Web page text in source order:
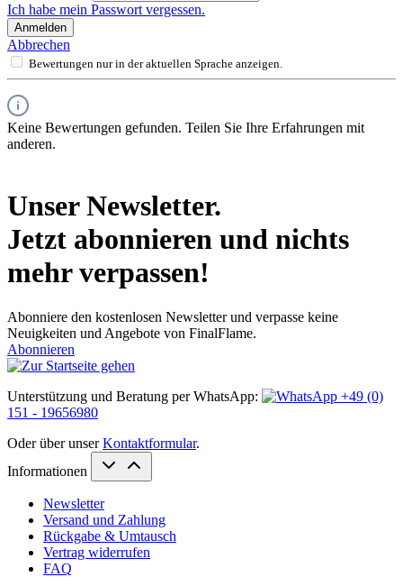
Ich habe mein Passwort vergessen.
Anmelden
Abbrechen
Bewertungen nur in der aktuellen Sprache anzeigen.
Keine Bewertungen gefunden. Teilen Sie Ihre Erfahrungen mit
anderen.
Unser Newsletter.
Jetzt abonnieren und nichts
mehr verpassen!
Abonniere den kostenlosen Newsletter und verpasse keine
Neuigkeiten und Angebote von FinalFlame.
Abonnieren
Unterstützung und Beratung per WhatsApp:
+49 (0)
151 - 19656980
Oder über unserKontaktformular.
Informationen
Newsletter
Versand und Zahlung
Rückgabe & Umtausch
Vertrag widerrufen
FAQ